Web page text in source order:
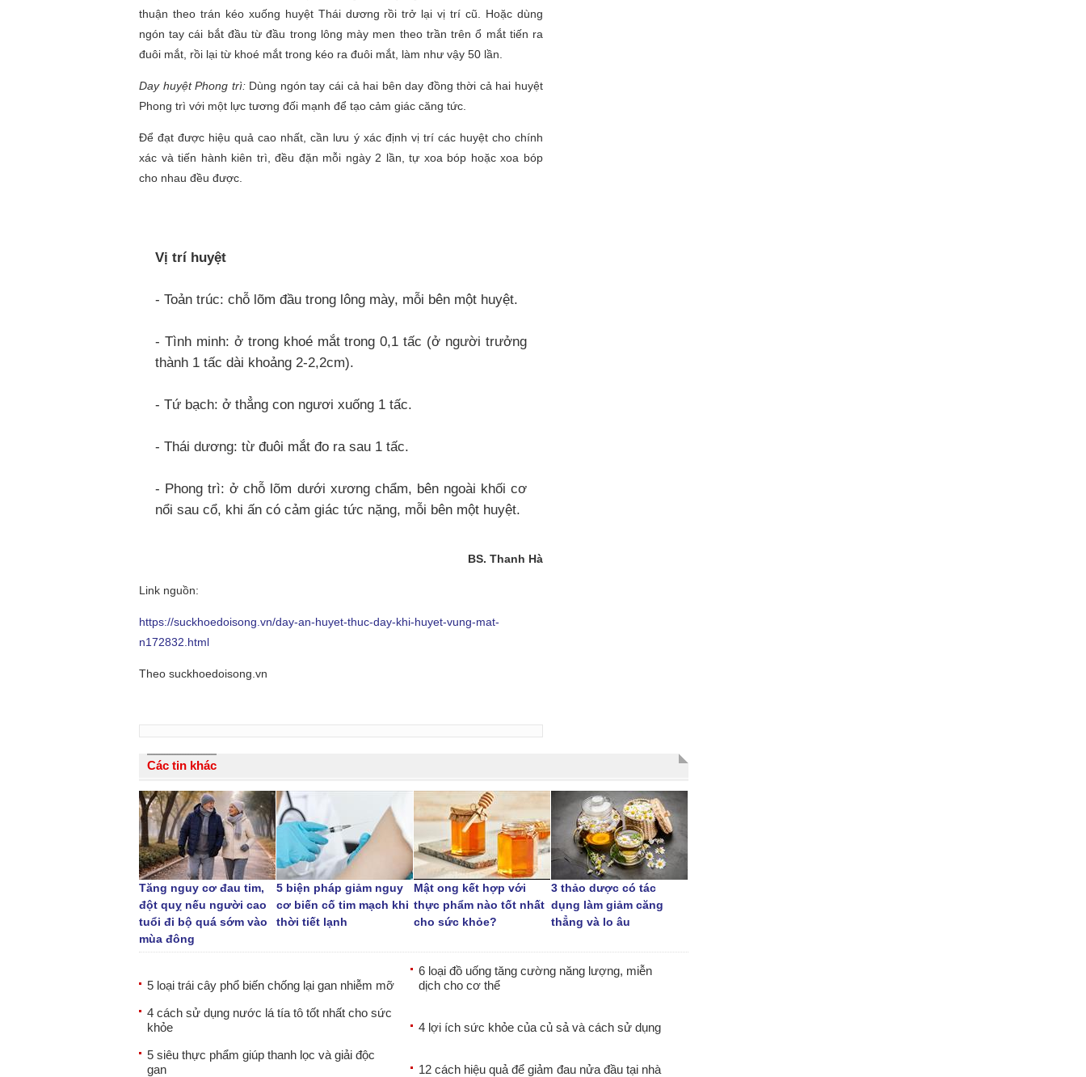
thuận theo trán kéo xuống huyệt Thái dương rồi trở lại vị trí cũ. Hoặc dùng
ngón tay cái bắt đầu từ đầu trong lông mày men theo trần trên ổ mắt tiến ra
đuôi mắt, rồi lại từ khoé mắt trong kéo ra đuôi mắt, làm như vậy 50 lần.
Day huyệt Phong trì:Dùng ngón tay cái cả hai bên day đồng thời cả hai huyệt
Phong trì với một lực tương đối mạnh để tạo cảm giác căng tức.
Để đạt được hiệu quả cao nhất, cần lưu ý xác định vị trí các huyệt cho chính
xác và tiến hành kiên trì, đều đặn mỗi ngày 2 lần, tự xoa bóp hoặc xoa bóp
cho nhau đều được.
Vị trí huyệt
- Toản trúc: chỗ lõm đầu trong lông mày, mỗi bên một huyệt.
- Tình minh: ở trong khoé mắt trong 0,1 tấc (ở người trưởng
thành 1 tấc dài khoảng 2-2,2cm).
- Tứ bạch: ở thẳng con ngươi xuống 1 tấc.
- Thái dương: từ đuôi mắt đo ra sau 1 tấc.
- Phong trì: ở chỗ lõm dưới xương chẩm, bên ngoài khối cơ
nổi sau cổ, khi ấn có cảm giác tức nặng, mỗi bên một huyệt.
BS. Thanh Hà
Link nguồn:
https://suckhoedoisong.vn/day-an-huyet-thuc-day-khi-huyet-vung-mat-
n172832.html
Theo suckhoedoisong.vn
Các tin khác
Tăng nguy cơ đau tim,
đột quỵ nếu người cao
tuổi đi bộ quá sớm vào
mùa đông
5 biện pháp giảm nguy
cơ biến cố tim mạch khi
thời tiết lạnh
Mật ong kết hợp với
thực phẩm nào tốt nhất
cho sức khỏe?
3 thảo dược có tác
dụng làm giảm căng
thẳng và lo âu
5 loại trái cây phổ biến chống lại gan nhiễm mỡ
6 loại đồ uống tăng cường năng lượng, miễn
dịch cho cơ thể
4 cách sử dụng nước lá tía tô tốt nhất cho sức
khỏe
4 lợi ích sức khỏe của củ sả và cách sử dụng
5 siêu thực phẩm giúp thanh lọc và giải độc
gan
12 cách hiệu quả để giảm đau nửa đầu tại nhà